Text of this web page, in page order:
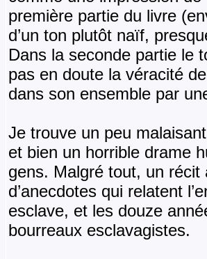
première partie du livre
d’un ton plutôt naïf,
Dans la seconde partie le
pas en doute la véracité
dans son ensemble par
Je trouve un peu
et bien un horrible drame
gens. Malgré tout, un
d’anecdotes qui relatent
esclave, et les douze
bourreaux esclavagistes.